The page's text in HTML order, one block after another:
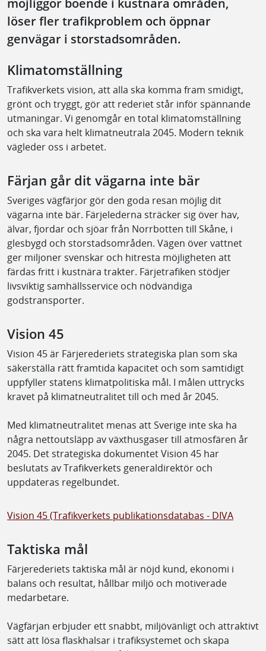
löser fler trafikproblem och öppnar
genvägar i storstadsområden.
Klimatomställning
Trafikverkets vision, att alla ska komma fram smidigt,
grönt och tryggt, gör att rederiet står inför spännande
utmaningar. Vi genomgår en total klimatomställning
och ska vara helt klimatneutrala 2045. Modern teknik
vägleder oss i arbetet.
Färjan går dit vägarna inte bär
Sveriges vägfärjor gör den goda resan möjlig dit
vägarna inte bär. Färjelederna sträcker sig över hav,
älvar, fjordar och sjöar från Norrbotten till Skåne, i
glesbygd och storstadsområden. Vägen över vattnet
ger miljoner svenskar och hitresta möjligheten att
färdas fritt i kustnära trakter. Färjetrafiken stödjer
livsviktig samhällsservice och nödvändiga
godstransporter.
Vision 45
Vision 45 är Färjerederiets strategiska plan som ska
säkerställa rätt framtida kapacitet och som samtidigt
uppfyller statens klimatpolitiska mål. I målen uttrycks
kravet på klimatneutralitet till och med år 2045.
Med klimatneutralitet menas att Sverige inte ska ha
några nettoutsläpp av växthusgaser till atmosfären år
2045. Det strategiska dokumentet Vision 45 har
beslutats av Trafikverkets generaldirektör och
uppdateras regelbundet.
Vision 45 (Trafikverkets publikationsdatabas - DIVA
Taktiska mål
Färjerederiets taktiska mål är nöjd kund, ekonomi i
balans och resultat, hållbar miljö och motiverade
medarbetare.
Vägfärjan erbjuder ett snabbt, miljövänligt och attraktivt
sätt att lösa flaskhalsar i trafiksystemet och skapa